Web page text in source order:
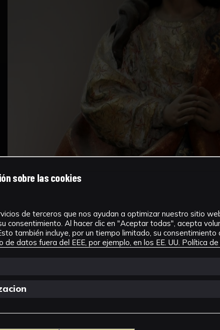
sobre las cookies
de terceros que nos ayudan a optimizar nuestro sitio
consentimiento. Al hacer clic en "Aceptar todas", acepta
también incluye, por un tiempo limitado, su
de datos fuera del EEE, por ejemplo, en los EE. UU. Política